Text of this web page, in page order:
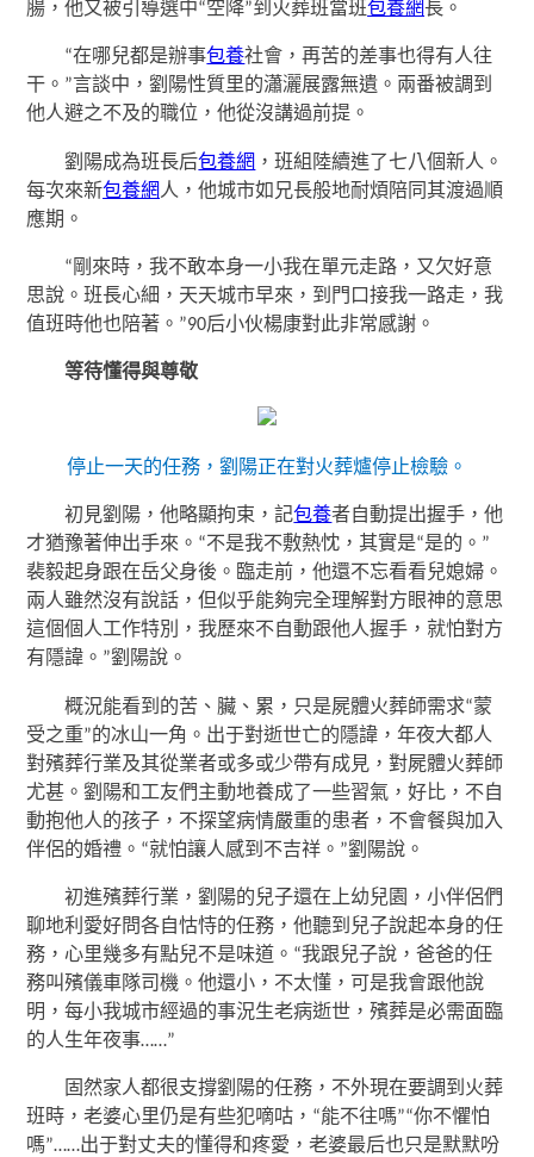
腸，他又被引導選中“空降”到火葬班當班包養網長。
“在哪兒都是辦事包養社會，再苦的差事也得有人往
干。”言談中，劉陽性質里的瀟灑展露無遺。兩番被調到
他人避之不及的職位，他從沒講過前提。
劉陽成為班長后包養網 ，班組陸續進了七八個新人。
每次來新包養網人，他城市如兄長般地耐煩陪同其渡過順
應期。
“剛來時，我不敢本身一小我在單元走路，又欠好意
思說。班長心細，天天城市早來，到門口接我一路走，我
值班時他也陪著。”90后小伙楊康對此非常感謝。
等待懂得與尊敬
停止一天的任務，劉陽正在對火葬爐停止檢驗。
初見劉陽，他略顯拘束，記包養者自動提出握手，他
才猶豫著伸出手來。“不是我不敷熱忱，其實是“是的。”
裴毅起身跟在岳父身後。臨走前，他還不忘看看兒媳婦。
兩人雖然沒有說話，但似乎能夠完全理解對方眼神的意思
這個個人工作特別，我歷來不自動跟他人握手，就怕對方
有隱諱。”劉陽說。
概況能看到的苦、臟、累，只是屍體火葬師需求“蒙
受之重”的冰山一角。出于對逝世亡的隱諱，年夜大都人
對殯葬行業及其從業者或多或少帶有成見，對屍體火葬師
尤甚。劉陽和工友們主動地養成了一些習氣，好比，不自
動抱他人的孩子，不探望病情嚴重的患者，不會餐與加入
伴侶的婚禮。“就怕讓人感到不吉祥。”劉陽說。
初進殯葬行業，劉陽的兒子還在上幼兒園，小伴侶們
聊地利愛好問各自怙恃的任務，他聽到兒子說起本身的任
務，心里幾多有點兒不是味道。“我跟兒子說，爸爸的任
務叫殯儀車隊司機。他還小，不太懂，可是我會跟他說
明，每小我城市經過的事況生老病逝世，殯葬是必需面臨
的人生年夜事……”
固然家人都很支撐劉陽的任務，不外現在要調到火葬
班時，老婆心里仍是有些犯嘀咕，“能不往嗎”“你不懼怕
嗎”……出于對丈夫的懂得和疼愛，老婆最后也只是默默吩